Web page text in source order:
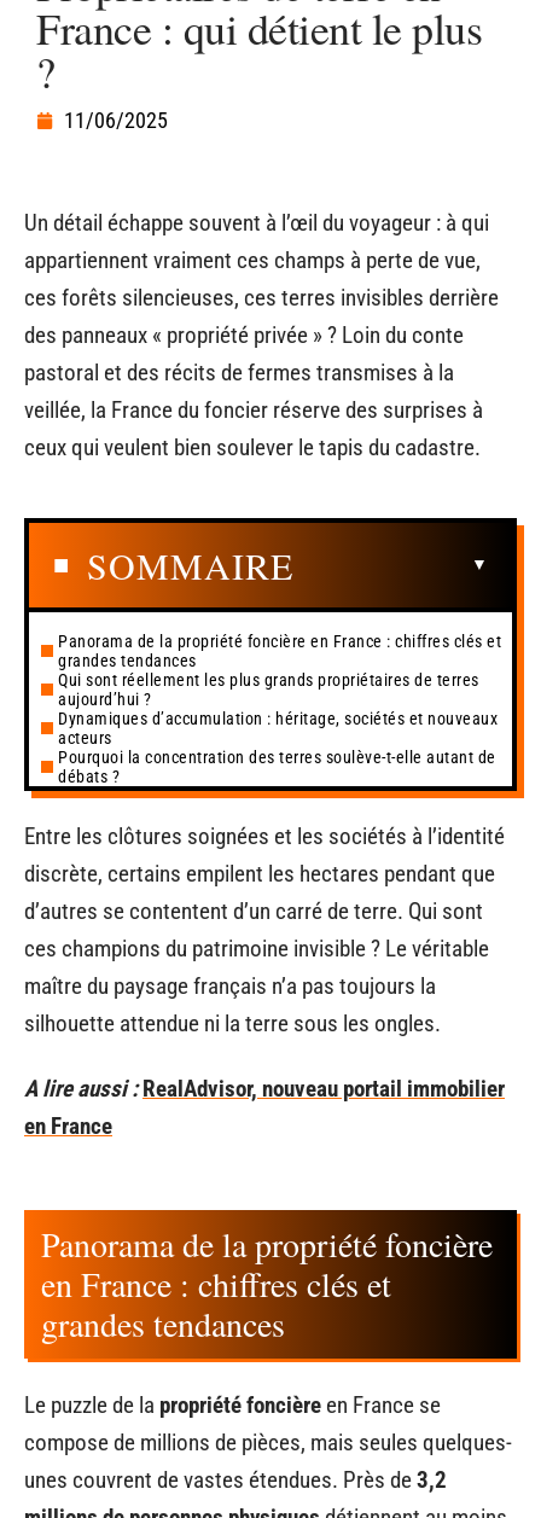
France : qui détient le plus
?
11/06/2025
Un détail échappe souvent à l’œil du voyageur : à qui
appartiennent vraiment ces champs à perte de vue,
ces forêts silencieuses, ces terres invisibles derrière
des panneaux « propriété privée » ? Loin du conte
pastoral et des récits de fermes transmises à la
veillée, la France du foncier réserve des surprises à
ceux qui veulent bien soulever le tapis du cadastre.
SOMMAIRE
Panorama de la propriété foncière en France : chiffres clés et
grandes tendances
Qui sont réellement les plus grands propriétaires de terres
aujourd’hui ?
Dynamiques d’accumulation : héritage, sociétés et nouveaux
acteurs
Pourquoi la concentration des terres soulève-t-elle autant de
débats ?
Entre les clôtures soignées et les sociétés à l’identité
discrète, certains empilent les hectares pendant que
d’autres se contentent d’un carré de terre. Qui sont
ces champions du patrimoine invisible ? Le véritable
maître du paysage français n’a pas toujours la
silhouette attendue ni la terre sous les ongles.
A lire aussi : RealAdvisor, nouveau portail immobilier
en France
Panorama de la propriété foncière
en France : chiffres clés et
grandes tendances
Le puzzle de la propriété foncière en France se
compose de millions de pièces, mais seules quelques-
unes couvrent de vastes étendues. Près de3,2